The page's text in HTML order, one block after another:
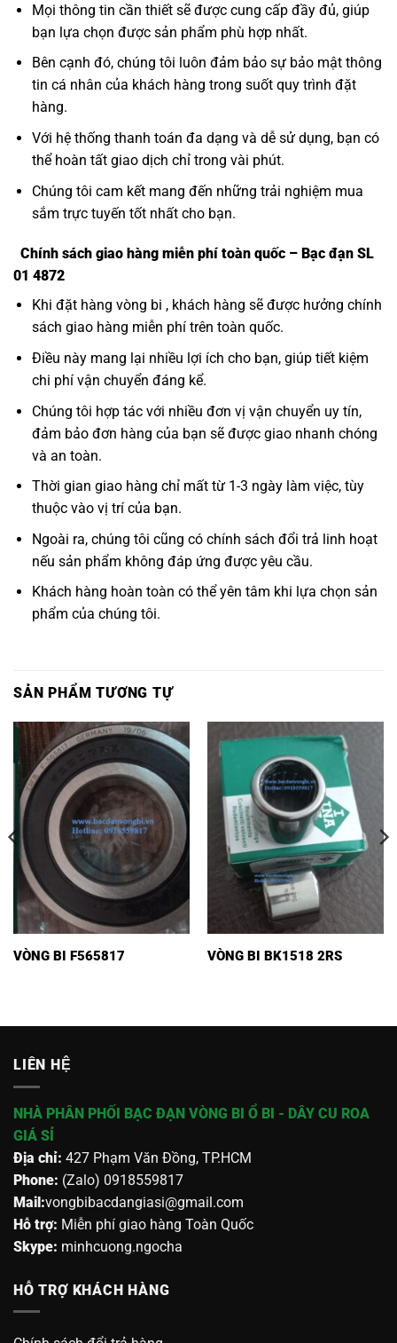
Mọi thông tin cần thiết sẽ được cung cấp đầy đủ, giúp
bạn lựa chọn được sản phẩm phù hợp nhất.
Bên cạnh đó, chúng tôi luôn đảm bảo sự bảo mật thông
tin cá nhân của khách hàng trong suốt quy trình đặt
hàng.
Với hệ thống thanh toán đa dạng và dễ sử dụng, bạn có
thể hoàn tất giao dịch chỉ trong vài phút.
Chúng tôi cam kết mang đến những trải nghiệm mua
sắm trực tuyến tốt nhất cho bạn.
Chính sách giao hàng miễn phí toàn quốc – Bạc đạn SL
01 4872
Khi đặt hàng vòng bi , khách hàng sẽ được hưởng chính
sách giao hàng miễn phí trên toàn quốc.
Điều này mang lại nhiều lợi ích cho bạn, giúp tiết kiệm
chi phí vận chuyển đáng kể.
Chúng tôi hợp tác với nhiều đơn vị vận chuyển uy tín,
đảm bảo đơn hàng của bạn sẽ được giao nhanh chóng
và an toàn.
Thời gian giao hàng chỉ mất từ 1-3 ngày làm việc, tùy
thuộc vào vị trí của bạn.
Ngoài ra, chúng tôi cũng có chính sách đổi trả linh hoạt
nếu sản phẩm không đáp ứng được yêu cầu.
Khách hàng hoàn toàn có thể yên tâm khi lựa chọn sản
phẩm của chúng tôi.
SẢN PHẨM TƯƠNG TỰ
VÒNG BI F565817 VÒNG BI BK1518 2RS
LIÊN HỆ
NHÀ PHÂN PHỐI BẠC ĐẠN VÒNG BI Ổ BI - DÂY CU ROA
GIÁ SỈ
Địa chỉ: 427 Phạm Văn Đồng, TP.HCM
Phone: (Zalo) 0918559817
Mail:vongbibacdangiasi@gmail.com
Hỗ trợ: Miễn phí giao hàng Toàn Quốc
Skype: minhcuong.ngocha
HỖ TRỢ KHÁCH HÀNG